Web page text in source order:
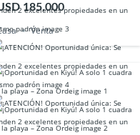
propiedades en
mismo padrón
185.000
Venta